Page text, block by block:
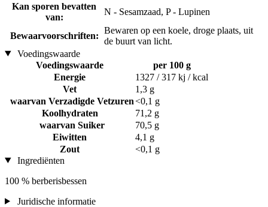
Kan sporen bevatten
van:
N - Sesamzaad, P - Lupinen
Bewaarvoorschriften:
Bewaren op een koele, droge plaats, uit
de buurt van licht.
Voedingswaarde
Voedingswaarde
per 100 g
Energie
1327 / 317 kj / kcal
Vet
1,3 g
waarvan Verzadigde Vetzuren<0,1 g
Koolhydraten
71,2 g
waarvan Suiker
70,5 g
Eiwitten
4,1 g
Zout
<0,1 g
Ingrediënten
100 % berberisbessen
Juridische informatie